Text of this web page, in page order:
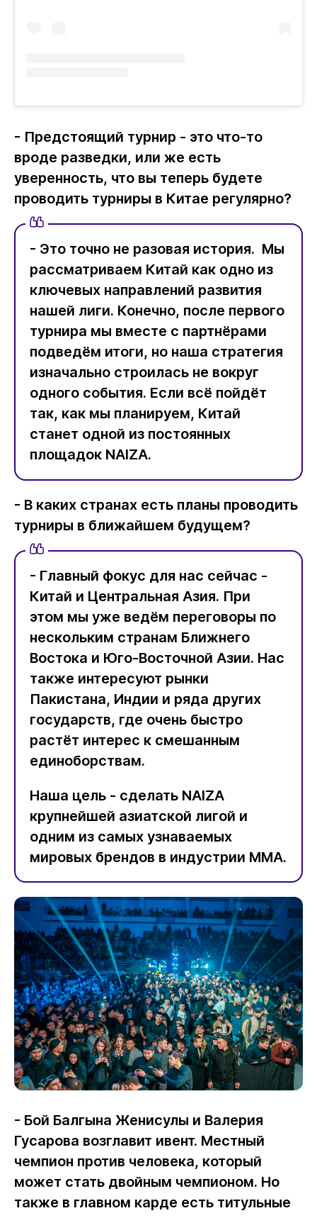
- Предстоящий турнир - это что-то
вроде разведки, или же есть
уверенность, что вы теперь будете
проводить турниры в Китае регулярно?
- Это точно не разовая история. Мы
рассматриваем Китай как одно из
ключевых направлений развития
нашей лиги. Конечно, после первого
турнира мы вместе с партнёрами
подведём итоги, но наша стратегия
изначально строилась не вокруг
одного события. Если всё пойдёт
так, как мы планируем, Китай
станет одной из постоянных
площадок NAIZA.
- В каких странах есть планы проводить
турниры в ближайшем будущем?
- Главный фокус для нас сейчас -
Китай и Центральная Азия. При
этом мы уже ведём переговоры по
нескольким странам Ближнего
Востока и Юго-Восточной Азии. Нас
также интересуют рынки
Пакистана, Индии и ряда других
государств, где очень быстро
растёт интерес к смешанным
единоборствам.
Наша цель - сделать NAIZA
крупнейшей азиатской лигой и
одним из самых узнаваемых
мировых брендов в индустрии ММА.
- Бой Балгына Женисулы и Валерия
Гусарова возглавит ивент. Местный
чемпион против человека, который
может стать двойным чемпионом. Но
также в главном карде есть титульные